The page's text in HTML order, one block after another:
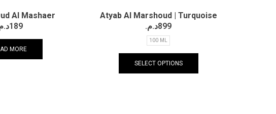
Al Mashaer
189
MORE
Atyab Al Marshoud | Turquoise
899د.م.
100 ML
SELECT OPTIONS